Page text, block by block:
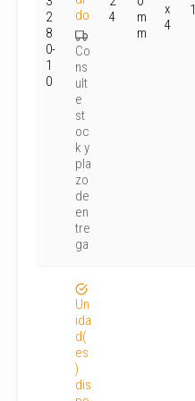
2
8
0-
1
0
do
Co
ns
ult
e
st
oc
k y
pla
zo
de
en
tre
ga
4
m
m
x
4
1
Un
ida
d(
es
)
dis